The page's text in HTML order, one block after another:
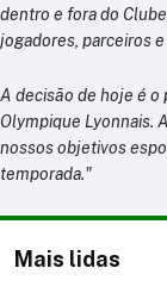
dentro e fora do
jogadores, parceiros
A decisão de hoje é o
Olympique Lyonnais.
nossos objetivos
temporada."
Mais lidas